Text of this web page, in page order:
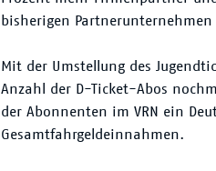
bisherigen
Mit der Umstellung des
Anzahl der D-Ticket-Abos
der Abonnenten im VRN ein
Gesamtfahrgeldeinnahmen.